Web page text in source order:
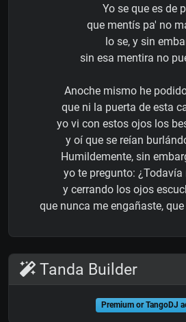
Yo se que es de
que mentís pa' no
lo se, y sin
sin esa mentira no
Anoche mismo he
que ni la puerta de esta
yo vi con estos ojos los
y oí que se reían
Humildemente, sin
yo te pregunto: ¿Todavía
y cerrando los ojos
que nunca me engañaste,
Tanda Builder
Premium or TangoDJ